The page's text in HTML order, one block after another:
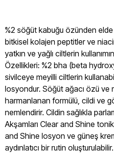
%2 söğüt kabuğu özünden
bitkisel kolajen peptitler ve
yatkın ve yağlı ciltlerin
Özellikleri: %2 bha (beta
sivilceye meyilli ciltlerin
losyondur. Söğüt ağacı özü ve
harmanlanan formülü, cildi ve
nemlendirir. Cildin sağlıkla
Akşamları Clear and Shine
and Shine losyon ve güneş
aydınlatıcı bir rutin